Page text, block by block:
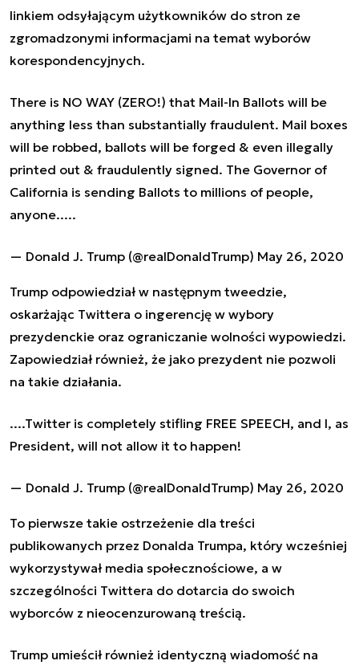
linkiem odsyłającym użytkowników do stron ze
zgromadzonymi informacjami na temat wyborów
korespondencyjnych.
There is NO WAY (ZERO!) that Mail-In Ballots will be
anything less than substantially fraudulent. Mail boxes
will be robbed, ballots will be forged & even illegally
printed out & fraudulently signed. The Governor of
California is sending Ballots to millions of people,
anyone.....
— Donald J. Trump (@realDonaldTrump) May 26, 2020
Trump odpowiedział w następnym tweedzie,
oskarżając Twittera o ingerencję w wybory
prezydenckie oraz ograniczanie wolności wypowiedzi.
Zapowiedział również, że jako prezydent nie pozwoli
na takie działania.
....Twitter is completely stifling FREE SPEECH, and I, as
President, will not allow it to happen!
— Donald J. Trump (@realDonaldTrump) May 26, 2020
To pierwsze takie ostrzeżenie dla treści
publikowanych przez Donalda Trumpa, który wcześniej
wykorzystywał media społecznościowe, a w
szczególności Twittera do dotarcia do swoich
wyborców z nieocenzurowaną treścią.
Trump umieścił również identyczną wiadomość na